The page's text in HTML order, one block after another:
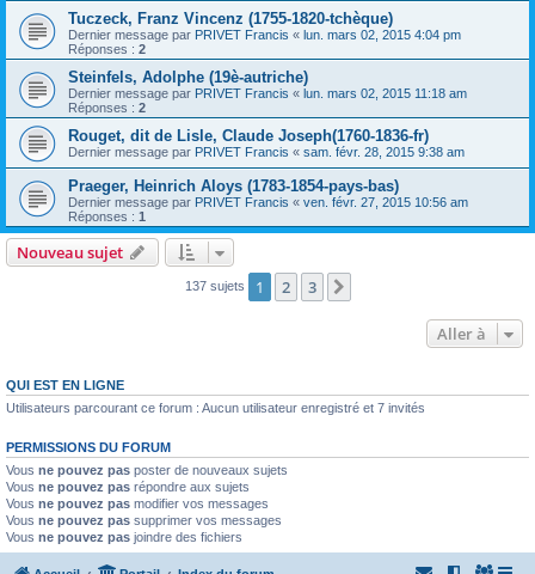
Tuczeck, Franz Vincenz (1755-1820-tchèque)
Dernier message par PRIVET Francis « lun. mars 02, 2015 4:04 pm
Réponses : 2
Steinfels, Adolphe (19è-autriche)
Dernier message par PRIVET Francis « lun. mars 02, 2015 11:18 am
Réponses : 2
Rouget, dit de Lisle, Claude Joseph(1760-1836-fr)
Dernier message par PRIVET Francis « sam. févr. 28, 2015 9:38 am
Praeger, Heinrich Aloys (1783-1854-pays-bas)
Dernier message par PRIVET Francis « ven. févr. 27, 2015 10:56 am
Réponses : 1
Nouveau sujet
137 sujets 1 2 3
Aller à
QUI EST EN LIGNE
Utilisateurs parcourant ce forum : Aucun utilisateur enregistré et 7 invités
PERMISSIONS DU FORUM
Vous ne pouvez pas poster de nouveaux sujets
Vous ne pouvez pas répondre aux sujets
Vous ne pouvez pas modifier vos messages
Vous ne pouvez pas supprimer vos messages
Vous ne pouvez pas joindre des fichiers